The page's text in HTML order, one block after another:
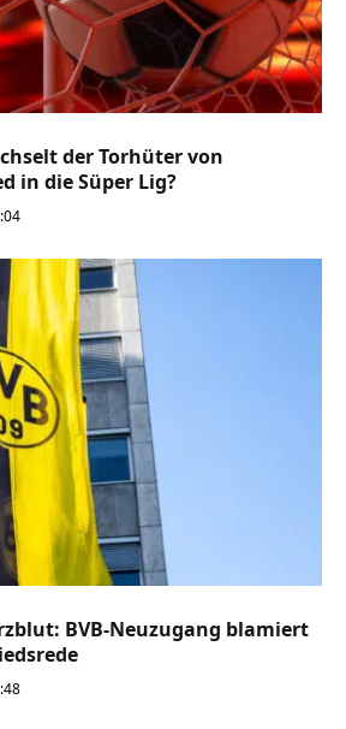
der Torhüter von
in die Süper Lig?
BVB-Neuzugang blamiert